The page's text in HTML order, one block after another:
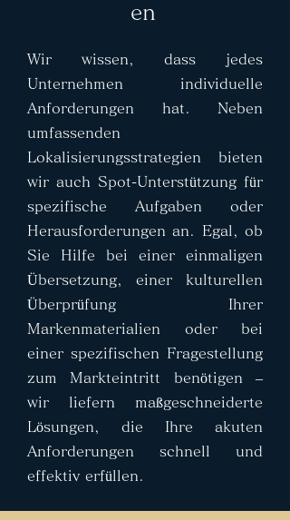
en
Wir wissen, dass jedes
Unternehmen individuelle
Anforderungen hat. Neben
umfassenden
Lokalisierungsstrategien bieten
wir auch Spot-Unterstützung für
spezifische Aufgaben oder
Herausforderungen an. Egal, ob
Sie Hilfe bei einer einmaligen
Übersetzung, einer kulturellen
Überprüfung Ihrer
Markenmaterialien oder bei
einer spezifischen Fragestellung
zum Markteintritt benötigen –
wir liefern maßgeschneiderte
Lösungen, die Ihre akuten
Anforderungen schnell und
effektiv erfüllen.